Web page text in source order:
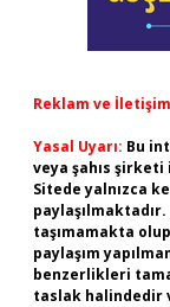
Reklam ve
Yasal Uyarı: Bu
veya şahıs
Sitede yalnızca
taşımamakta
paylaşım
benzerlikleri
taslak halindedir